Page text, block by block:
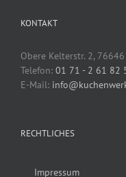
KONTAKT
Obere Kelterstr. 2,
Telefon: 01 71 - 2 61 82
E-Mail:
RECHTLICHES
Impressum